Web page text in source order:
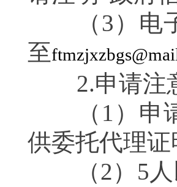
（3）电子
至
2.申请注
（1）申请
供委托代理证
（2）5人